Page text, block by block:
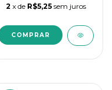
2 x de R$5,25 sem juros